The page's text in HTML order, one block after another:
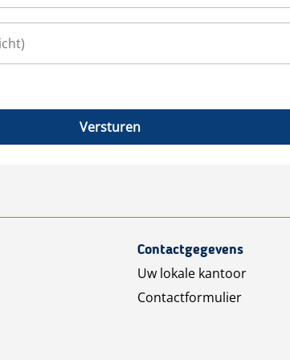
Versturen
Contactgegevens
Uw lokale kantoor
Contactformulier